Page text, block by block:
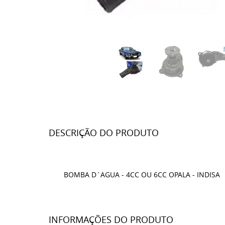
DESCRIÇÃO DO PRODUTO
BOMBA D´AGUA - 4CC OU 6CC OPALA - INDISA
INFORMAÇÕES DO PRODUTO